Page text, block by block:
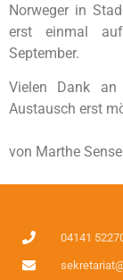
Norweger in
erst einmal
September.
Vielen Dank an
Austausch erst
von Marthe
04141